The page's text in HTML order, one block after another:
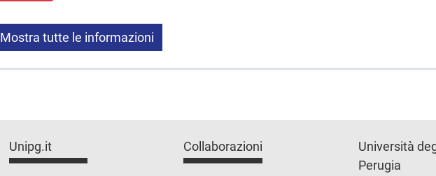
Mostra tutte le informazioni
Unipg.it Collaborazioni
Università
Perugia